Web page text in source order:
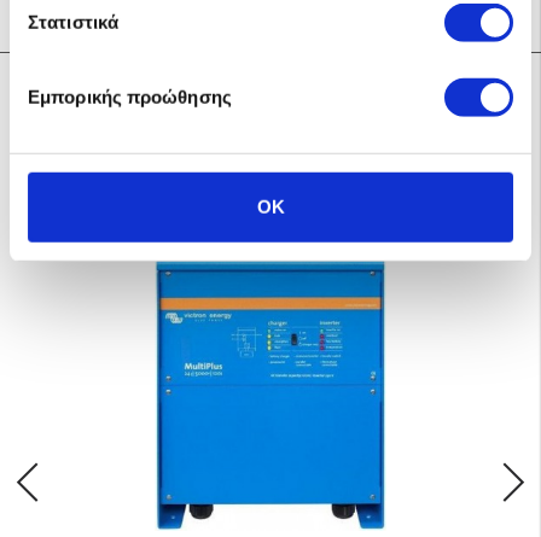
Στατιστικά
Εμπορικής προώθησης
OK
Σχετικά προϊόντα